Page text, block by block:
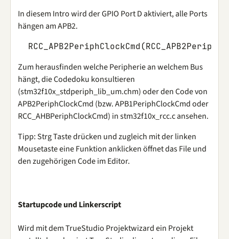
In diesem Intro wird der GPIO Port D aktiviert, alle Ports
hängen am APB2.
RCC_APB2PeriphClockCmd(
Zum herausfinden welche Peripherie an welchem Bus
hängt, die Codedoku konsultieren
(stm32f10x_stdperiph_lib_um.chm) oder den Code von
APB2PeriphClockCmd (bzw. APB1PeriphClockCmd oder
RCC_AHBPeriphClockCmd) in stm32f10x_rcc.c ansehen.
Tipp: Strg Taste drücken und zugleich mit der linken
Mousetaste eine Funktion anklicken öffnet das File und
den zugehörigen Code im Editor.
Startupcode und Linkerscript
Wird mit dem TrueStudio Projektwizard ein Projekt